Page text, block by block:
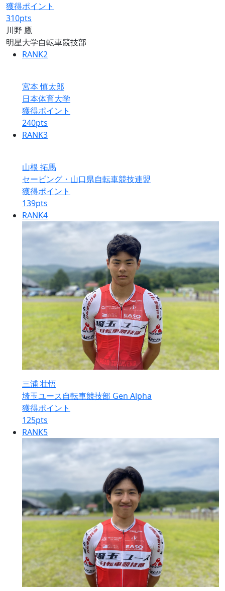
獲得ポイント
310pts
川野 鷹
明星大学自転車競技部
RANK2
宮本 慎太郎
日本体育大学
獲得ポイント
240pts
RANK3
山根 拓馬
セービング・山口県自転車競技連盟
獲得ポイント
139pts
RANK4
三浦 壮悟
埼玉ユース自転車競技部 Gen Alpha
獲得ポイント
125pts
RANK5